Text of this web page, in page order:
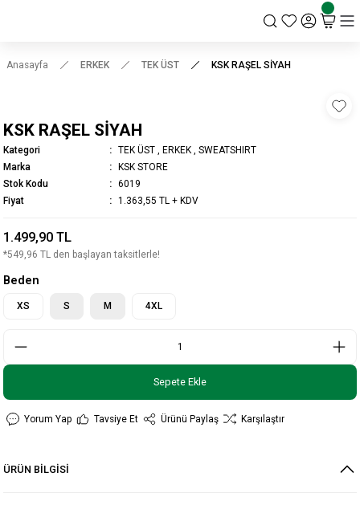
Anasayfa ERKEK TEK ÜST KSK RAŞEL SİYAH
KSK RAŞEL SİYAH
Kategori TEK ÜST ERKEK
SWEATSHIRT
Marka
KSK STORE
Stok Kodu
6019
Fiyat
1.363,55 TL + KDV
1.499,90 TL
*549,96 TL den başlayan taksitlerle!
Beden
XS S M 4XL
Sepete Ekle
Yorum Yap Tavsiye Et Ürünü Paylaş Karşılaştır
ÜRÜN BİLGİSİ